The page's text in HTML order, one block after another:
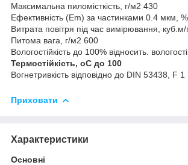
Максимальна пиломісткість, г/м2 430
Ефективність (Em) за частинками 0.4 мкм,
Витрата повітря під час вимірювання,
Питома вага, г/м2 600
Вологостійкість до 100% відносить. вологості
Термостійкість, oC до 100
Вогнетривкість відповідно до DIN 53438, F 1
Приховати
Характеристики
Основні